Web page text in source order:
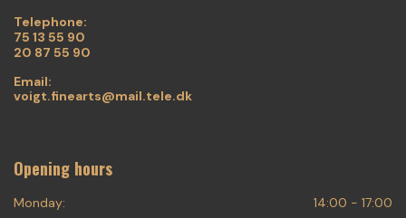
Telephone:
75 13 55 90
20 87 55 90
Email:
voigt.finearts@mail.tele.dk
Opening hours
Monday:
14:00 - 17:00